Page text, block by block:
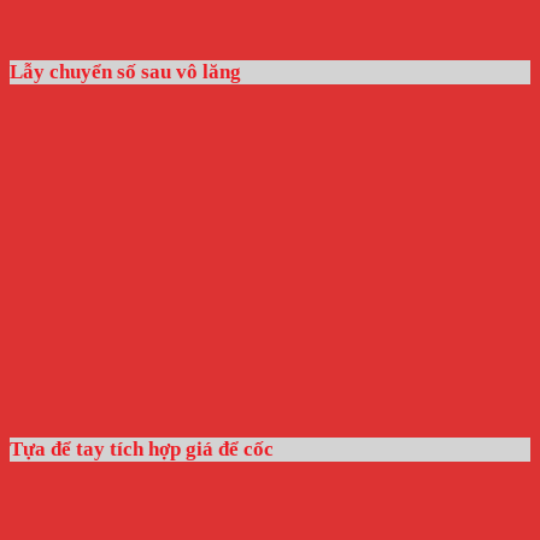
Lẫy chuyển số sau vô lăng
Tựa để tay tích hợp giá để cốc